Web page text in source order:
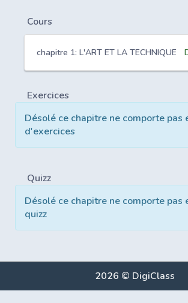
Cours
chapitre 1: L'ART ET LA TECHNIQUE
Exercices
Désolé ce chapitre ne comporte pas
d'exercices
Quizz
Désolé ce chapitre ne comporte pas
quizz
2026 © DigiClass